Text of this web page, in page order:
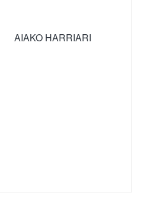
AIAKO HARRIARI